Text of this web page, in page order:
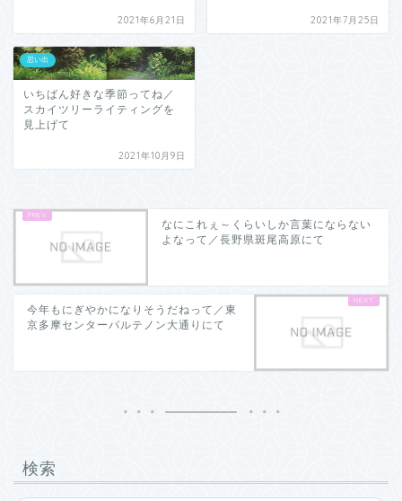
2021年6月21日 2021年7月25日
思い出
いちばん好きな季節ってね／
スカイツリーライティングを
見上げて
2021年10月9日
なにこれぇ～くらいしか言葉にならない
よなって／長野県斑尾高原にて
今年もにぎやかになりそうだねって／東
京多摩センターパルテノン大通りにて
検索